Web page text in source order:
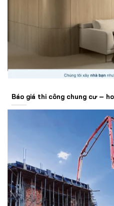
Báo giá thi công chung cư –